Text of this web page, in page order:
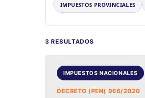
IMPUESTOS PROVINCIALES
3 RESULTADOS
IMPUESTOS NACIONALES
DECRETO (PEN) 966/2020